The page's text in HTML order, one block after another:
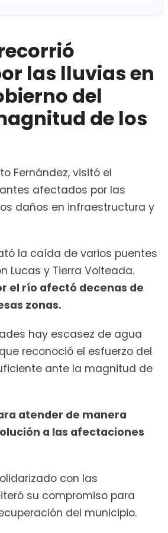
con Edomex
las lluvias en
del
de los
Fernández, visitó el
afectados por las
daños en infraestructura y
la caída de varios puentes
Lucas y Tierra Volteada.
el río afectó decenas de
zonas.
hay escasez de agua
reconoció el esfuerzo del
ante la magnitud de
atender de manera
a las afectaciones
con las
su compromiso para
del municipio.